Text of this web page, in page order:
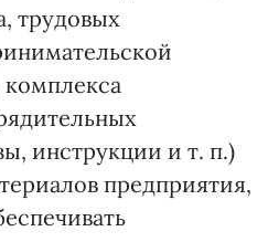
трудовых
комплекса
инструкции и т. п.)
предприятия,